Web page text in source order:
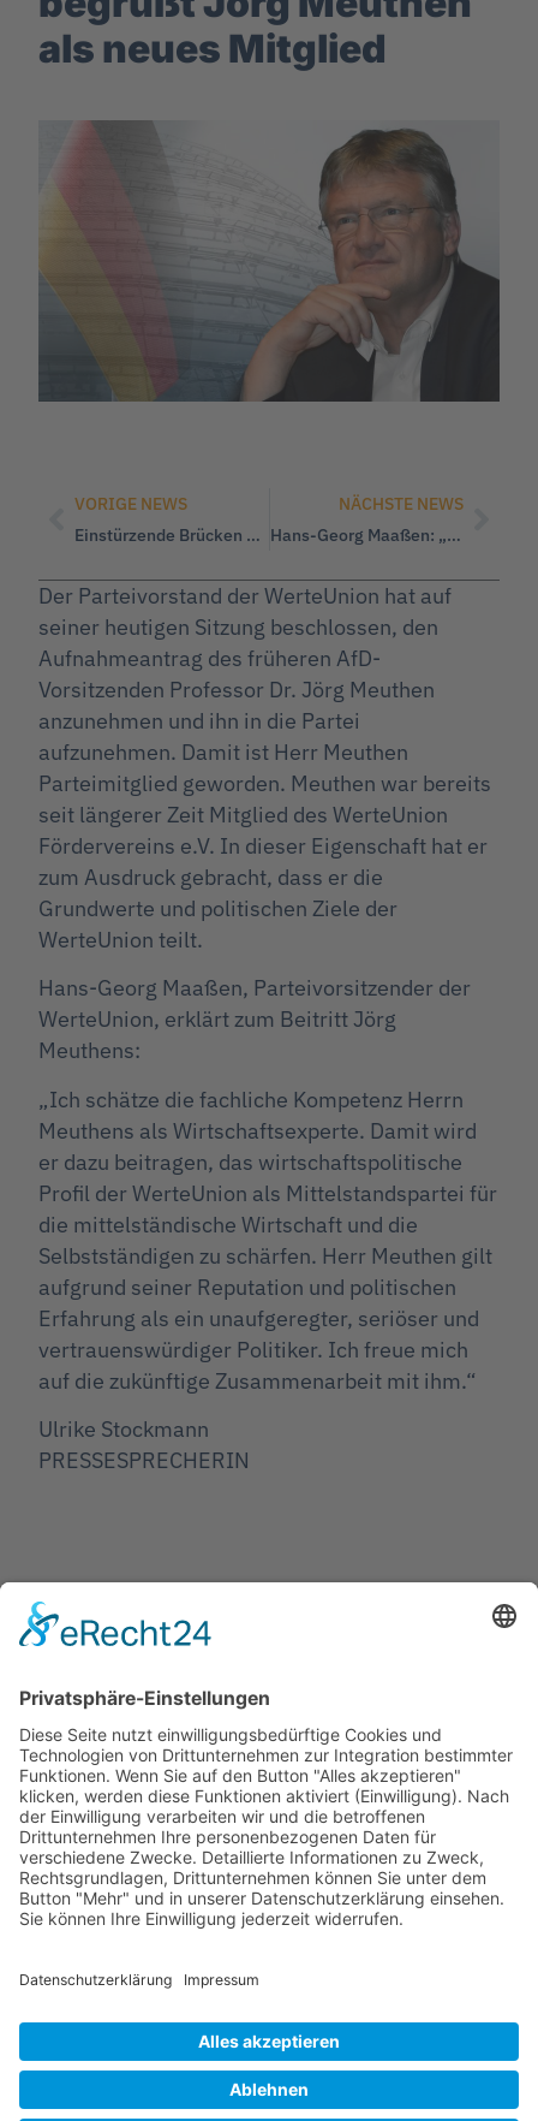
als neues Mitglied
VORIGE NEWS
Einstürzende Brücken – Ist das noch Deutschland?
NÄCHSTE NEWS
Hans-Georg Maaßen: „Robert Habeck steht für die Einführung einer ökosozialistischen Planwirtschaft!“
Der Parteivorstand der WerteUnion hat auf
seiner heutigen Sitzung beschlossen, den
Aufnahmeantrag des früheren AfD-
Vorsitzenden Professor Dr. Jörg Meuthen
anzunehmen und ihn in die Partei
aufzunehmen. Damit ist Herr Meuthen
Parteimitglied geworden. Meuthen war bereits
seit längerer Zeit Mitglied des WerteUnion
Fördervereins e.V. In dieser Eigenschaft hat er
zum Ausdruck gebracht, dass er die
Grundwerte und politischen Ziele der
WerteUnion teilt.
Hans-Georg Maaßen, Parteivorsitzender der
WerteUnion, erklärt zum Beitritt Jörg
Meuthens:
„Ich schätze die fachliche Kompetenz Herrn
Meuthens als Wirtschaftsexperte. Damit wird
er dazu beitragen, das wirtschaftspolitische
Profil der WerteUnion als Mittelstandspartei für
die mittelständische Wirtschaft und die
Selbstständigen zu schärfen. Herr Meuthen gilt
aufgrund seiner Reputation und politischen
Erfahrung als ein unaufgeregter, seriöser und
vertrauenswürdiger Politiker. Ich freue mich
auf die zukünftige Zusammenarbeit mit ihm.“
Ulrike Stockmann
PRESSESPRECHERIN
Jetzt teilen
Facebook Twitter
Pinterest WhatsApp Telegram
XING Email
KONTAKT
IMPRESSUM